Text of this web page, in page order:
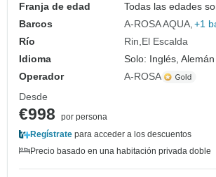
Franja de edad
Todas las edades
Barcos
A-ROSA AQUA +1
Río
Rin El Escalda
Idioma
Solo: Inglés, Alemán
Operador
A-ROSA
Desde
€998
por persona
Regístrate para acceder a los descuentos
Precio basado en una habitación privada doble